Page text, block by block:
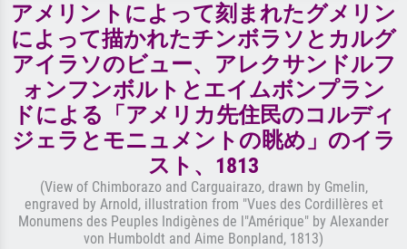
アメリントによって刻まれたグメリン
によって描かれたチンボラソとカルグ
アイラソのビュー、アレクサンドルフ
ォンフンボルトとエイムボンプラン
ドによる「アメリカ先住民のコルディ
ジェラとモニュメントの眺め」のイラ
スト、1813
(View of Chimborazo and Carguairazo, drawn by Gmelin,
engraved by Arnold, illustration from "Vues des Cordillères et
Monumens des Peuples Indigènes de l"Amérique" by Alexander
von Humboldt and Aime Bonpland, 1813)